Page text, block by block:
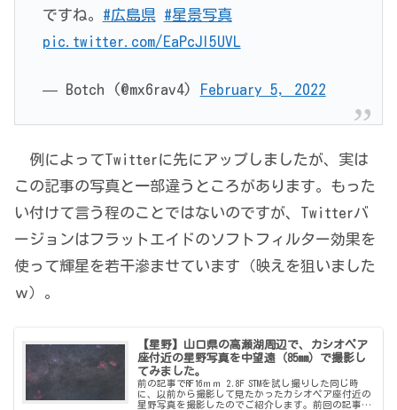
ですね。 #広島県
#星景写真
pic.twitter.com/EaPcJl5UVL
— Botch (@mx6rav4) February 5, 2022
例によってTwitterに先にアップしましたが、実は
この記事の写真と一部違うところがあります。もった
い付けて言う程のことではないのですが、Twitterバ
ージョンはフラットエイドのソフトフィルター効果を
使って輝星を若干滲ませています（映えを狙いました
ｗ）。
【星野】山口県の高瀬湖周辺で、カシオペア
座付近の星野写真を中望遠（85mm）で撮影し
てみました。
前の記事でRF16ｍｍ 2.8F STMを試し撮りした同じ時
に、以前から撮影して見たかったカシオペア座付近の
星野写真を撮影したのでご紹介します。前回の記事